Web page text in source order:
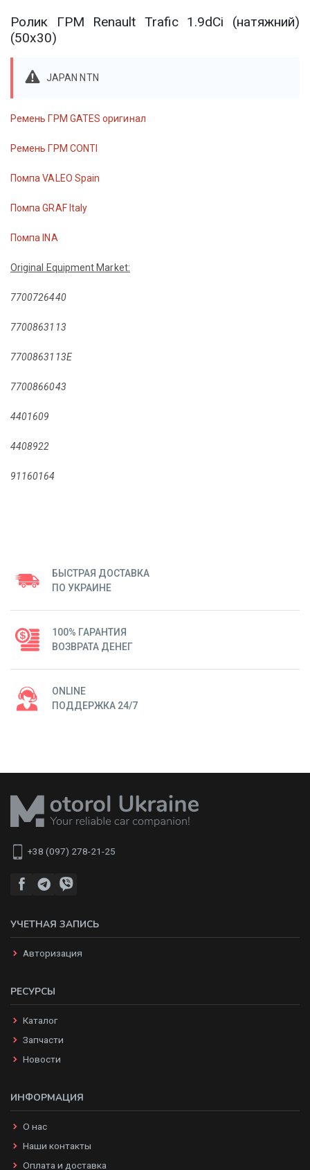
Ролик ГРМ Renault Trafic 1.9dCi (натяжний)
(50х30)
JAPAN NTN
Ремень ГРМ GATES оригинал
Ремень ГРМ CONTI
Помпа VALEO Spain
Помпа GRAF Italy
Помпа INA
Original Equipment Market:
7700726440
7700863113
7700863113E
7700866043
4401609
4408922
91160164
БЫСТРАЯ ДОСТАВКА
ПО УКРАИНЕ
100% ГАРАНТИЯ
ВОЗВРАТА ДЕНЕГ
ONLINE
ПОДДЕРЖКА 24/7
+38 (097) 278-21-25
УЧЕТНАЯ ЗАПИСЬ
Авторизация
РЕСУРСЫ
Каталог
Запчасти
Новости
ИНФОРМАЦИЯ
О нас
Наши контакты
Оплата и доставка